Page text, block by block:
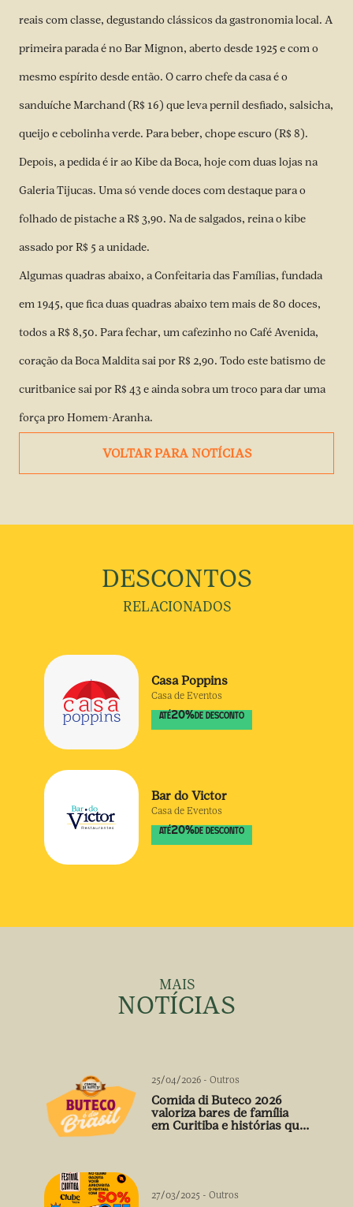
reais com classe, degustando clássicos da gastronomia local. A
primeira parada é no Bar Mignon, aberto desde 1925 e com o
mesmo espírito desde então. O carro chefe da casa é o
sanduíche Marchand (R$ 16) que leva pernil desfiado, salsicha,
queijo e cebolinha verde. Para beber, chope escuro (R$ 8).
Depois, a pedida é ir ao Kibe da Boca, hoje com duas lojas na
Galeria Tijucas. Uma só vende doces com destaque para o
folhado de pistache a R$ 3,90. Na de salgados, reina o kibe
assado por R$ 5 a unidade.
Algumas quadras abaixo, a Confeitaria das Famílias, fundada
em 1945, que fica duas quadras abaixo tem mais de 80 doces,
todos a R$ 8,50. Para fechar, um cafezinho no Café Avenida,
coração da Boca Maldita sai por R$ 2,90. Todo este batismo de
curitbanice sai por R$ 43 e ainda sobra um troco para dar uma
força proHomem-Aranha.
VOLTAR PARA NOTÍCIAS
DESCONTOS
RELACIONADOS
Casa Poppins
Casa de Eventos
ATÉ20% DE DESCONTO
Bar do Victor
Casa de Eventos
ATÉ20% DE DESCONTO
MAIS
NOTÍCIAS
25/04/2026 - Outros
Comida di Buteco 2026
valoriza bares de família
em Curitiba e histórias que
27/03/2025 - Outros